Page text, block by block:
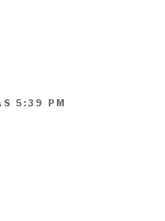
5:39 PM